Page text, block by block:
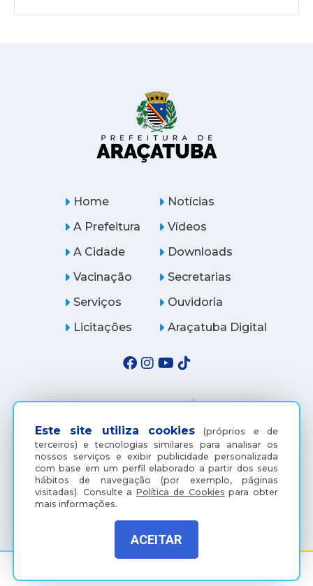
Este site utiliza cookies (próprios e de
terceiros) e tecnologias similares para analisar os
nossos serviços e exibir publicidade personalizada
com base em um perfil elaborado a partir dos seus
hábitos de navegação (por exemplo, páginas
visitadas). Consulte aPolítica de Cookies para obter
mais informações.
ACEITAR
Home
A Prefeitura
A Cidade
Notícias
Vídeos
Downloads
Vacinação
Serviços
Licitações
Secretarias
Ouvidoria
Araçatuba Digital